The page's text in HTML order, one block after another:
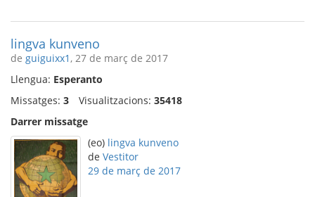
lingva kunveno
de guiguixx1 , 27 de març de 2017
Llengua: Esperanto
Missatges: 3 Visualitzacions: 35418
Darrer missatge
(eo) lingva kunveno
de Vestitor
29 de març de 2017